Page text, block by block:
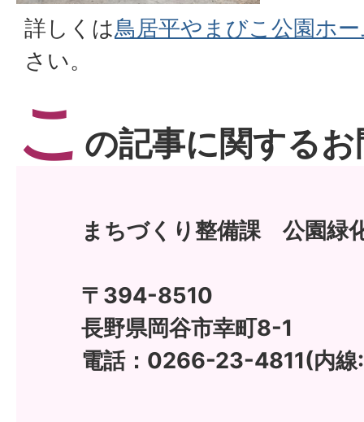
詳しくは鳥居平やまびこ公園ホ
さい。
こ の記事に関する
まちづくり整備課 公園緑
〒394-8510
長野県岡谷市幸町8-1
電話：0266-23-4811(内